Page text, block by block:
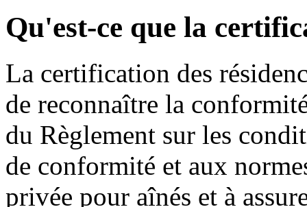
Qu'est-ce que la
La certification des
de reconnaître la
du Règlement sur les
de conformité et aux
privée pour aînés et à